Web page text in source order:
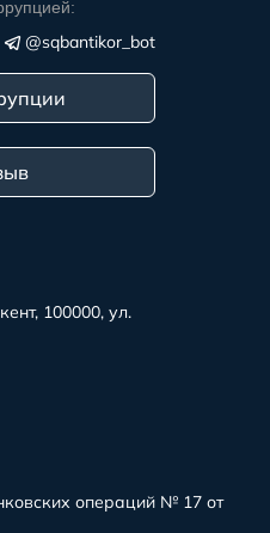
100000, ул.
операций № 17 от
@sqbantikor_bot